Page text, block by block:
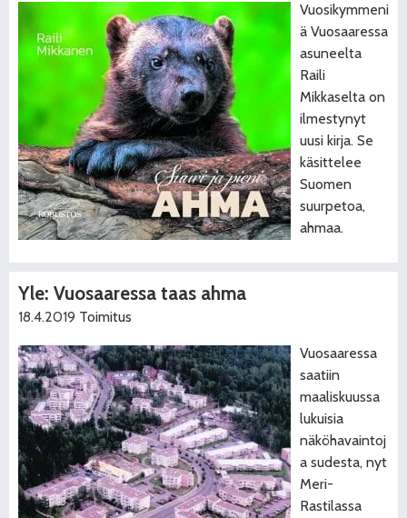
Vuosikymmeni
ä Vuosaaressa
asuneelta
Raili
Mikkaselta on
ilmestynyt
uusi kirja. Se
käsittelee
Suomen
suurpetoa,
ahmaa.
Yle: Vuosaaressa taas ahma
18.4.2019 Toimitus
Vuosaaressa
saatiin
maaliskuussa
lukuisia
näköhavaintoj
a sudesta, nyt
Meri-
Rastilassa